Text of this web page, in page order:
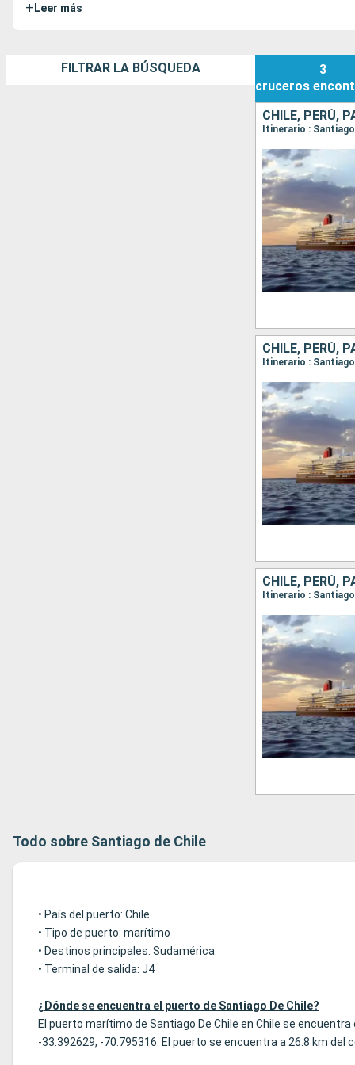
+ Leer más
FILTRAR LA BÚSQUEDA
3
cruceros
CHILE, PERÚ,
CHILE, PERÚ,
Todo sobre Santiago de Chile
• País del puerto: Chile
• Tipo de puerto: marítimo
• Destinos principales: Sudamérica
• Terminal de salida: J4
¿Dónde se encuentra el puerto de Santiago De Chile?
El puerto marítimo de Santiago De Chile en Chile se
-33.392629, -70.795316. El puerto se encuentra a 26.8 km